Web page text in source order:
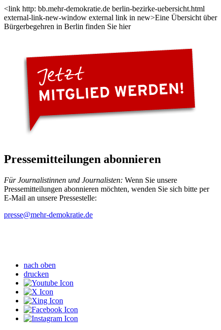
<link http: bb.mehr-demokratie.de berlin-bezirke-uebersicht.html
external-link-new-window external link in new>Eine Übersicht über
Bürgerbegehren in Berlin finden Sie hier
Pressemitteilungen abonnieren
Für Journalistinnen und Journalisten: Wenn Sie unsere
Pressemitteilungen abonnieren möchten, wenden Sie sich bitte per
E-Mail an unsere Pressestelle:
presse@mehr-demokratie.de
nach oben
drucken